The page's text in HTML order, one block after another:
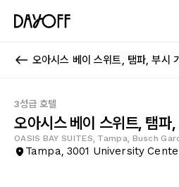
오아시스 베이 스위트, 탬파, 부시
3성급 호텔
오아시스 베이 스위트, 탬
OASIS BAY SUITES, Tampa, Busch
Tampa, 3001 University